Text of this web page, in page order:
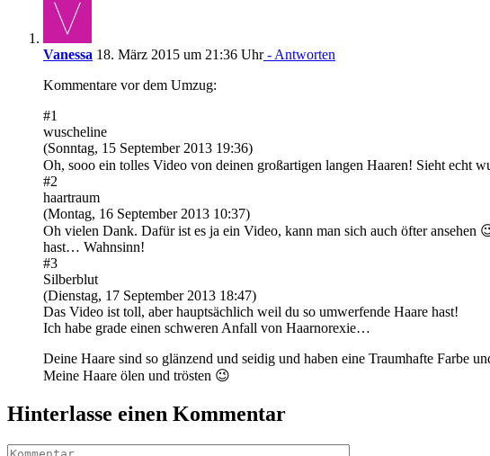
Vanessa 18. März 2015 um 21:36 Uhr- Antworten
Kommentare vor dem Umzug:
#1
wuscheline
(Sonntag, 15 September 2013 19:36)
Oh, sooo ein tolles Video von deinen großartigen langen Haaren! Sieht
#2
haartraum
(Montag, 16 September 2013 10:37)
Oh vielen Dank. Dafür ist es ja ein Video, kann man sich auch öfter ansehen
hast… Wahnsinn!
#3
Silberblut
(Dienstag, 17 September 2013 18:47)
Das Video ist toll, aber hauptsächlich weil du so umwerfende Haare hast!
Ich habe grade einen schweren Anfall von Haarnorexie…
Deine Haare sind so glänzend und seidig und haben eine Traumhafte Farbe
Meine Haare ölen und trösten 😉
Hinterlasse einen Kommentar
Kommentar